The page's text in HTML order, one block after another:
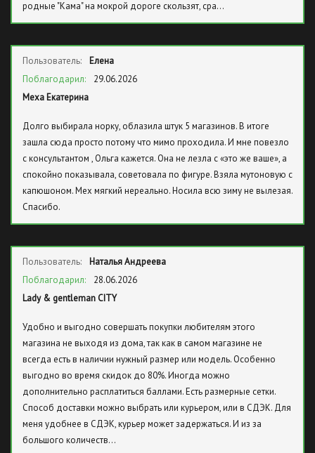
родные "Кама" на мокрой дороге скользят, сра…
Пользователь:
Елена
Поблагодарил:
29.06.2026
Меха Екатерина
Долго выбирала норку, облазила штук 5 магазинов. В итоге
зашла сюда просто потому что мимо проходила. И мне повезло
с консультантом , Ольга кажется. Она не лезла с «это же ваше», а
спокойно показывала, советовала по фигуре. Взяла мутоновую с
капюшоном. Мех мягкий нереально. Носила всю зиму не вылезая.
Спасибо.
Пользователь:
Наталья Андреева
Поблагодарил:
28.06.2026
Lady & gentleman CITY
Удобно и выгодно совершать покупки любителям этого
магазина не выходя из дома, так как в самом магазине не
всегда есть в наличии нужный размер или модель. Особенно
выгодно во время скидок до 80%. Иногда можно
дополнительно расплатиться баллами. Есть размерные сетки.
Способ доставки можно выбрать или курьером, или в СДЭК. Для
меня удобнее в СДЭК, курьер может задержаться. И из за
большого количеств…